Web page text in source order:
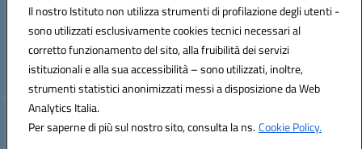
Il nostro Istituto non utilizza strumenti di profilazione degli utenti -
sono utilizzati esclusivamente cookies tecnici necessari al
corretto funzionamento del sito, alla fruibilità dei servizi
istituzionali e alla sua accessibilità – sono utilizzati, inoltre,
strumenti statistici anonimizzati messi a disposizione da Web
Analytics Italia.
Per saperne di più sul nostro sito, consulta la ns.Cookie Policy.
Codice fiscale: 93238350875
Codice meccanografico:ctic8bc002
Codice Indice delle Pubbliche Amministrazioni (IPA): istsc_ctic8bc002
Codice unico di fatturazione (CUF): 2PO2JW
Hosting & Powered by 3D Solution S.r.l.
Concept & Design by Designers Italia